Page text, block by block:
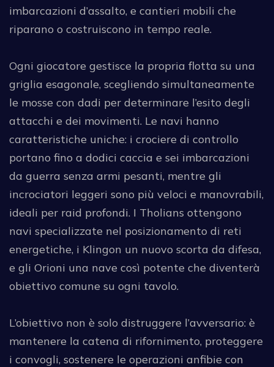
imbarcazioni d’assalto, e cantieri mobili che
riparano o costruiscono in tempo reale.
Ogni giocatore gestisce la propria flotta su una
griglia esagonale, scegliendo simultaneamente
le mosse con dadi per determinare l’esito degli
attacchi e dei movimenti. Le navi hanno
caratteristiche uniche: i crociere di controllo
portano fino a dodici caccia e sei imbarcazioni
da guerra senza armi pesanti, mentre gli
incrociatori leggeri sono più veloci e manovrabili,
ideali per raid profondi. I Tholians ottengono
navi specializzate nel posizionamento di reti
energetiche, i Klingon un nuovo scorta da difesa,
e gli Orioni una nave così potente che diventerà
obiettivo comune su ogni tavolo.
L’obiettivo non è solo distruggere l’avversario: è
mantenere la catena di rifornimento, proteggere
i convogli, sostenere le operazioni anfibie con